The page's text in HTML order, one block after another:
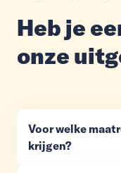
Heb je
onze
Voor welke
krijgen?